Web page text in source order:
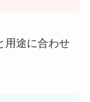
用途に合わせ